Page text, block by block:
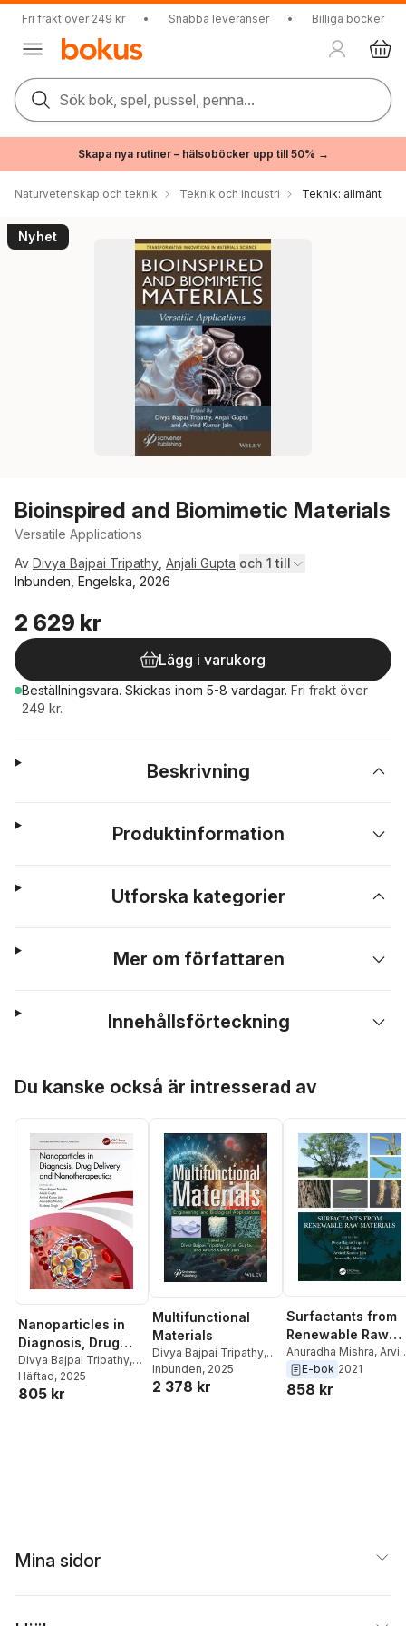
Fri frakt över 249 kr • Snabba leveranser • Billiga böcker
Sök bok, spel, pussel, penna...
Skapa nya rutiner – hälsoböcker upp till 50% →
Naturvetenskap och teknik Teknik och industri Teknik: allmänt
Nyhet
Bioinspired and Biomimetic Materials
Versatile Applications
Av Divya Bajpai Tripathy Anjali Gupta och 1 till
Inbunden, Engelska, 2026
2 629 kr
Lägg i varukorg
Beställningsvara. Skickas inom 5-8 vardagar. Fri frakt över
249 kr.
Beskrivning
Produktinformation
Utforska kategorier
Mer om författaren
Innehållsförteckning
Du kanske också är intresserad av
Nanoparticles in
Diagnosis, Drug
Delivery and
Nanotherapeutics
Divya Bajpai Tripathy,
Anjali Gupta,
Kumar Jain
Häftad, 2025
805 kr
Multifunctional
Materials
Divya Bajpai Tripathy,
Anjali Gupta,Arvind
Kumar Jain
Inbunden, 2025
2 378 kr
Surfactants from
Renewable Raw
Materials
Anuradha Mishra,
Kumar Jain,Anjali
Gupta ,Divya Bajpai
E-bok 2021
858 kr
Mina sidor